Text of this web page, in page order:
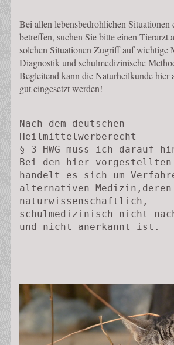
Bei allen lebensbedrohlichen
betreffen, suchen Sie bitte einen Tierarzt
solchen Situationen Zugriff auf wichtige
Diagnostik und schulmedizinische
Begleitend kann die Naturheilkunde hier
gut eingesetzt werden!
Nach dem deutschen
Heilmittelwerberecht
§ 3 HWG muss ich darauf
Bei den hier vorgestellten
handelt es sich um
alternativen Medizin,deren
naturwissenschaftlich,
schulmedizinisch nicht